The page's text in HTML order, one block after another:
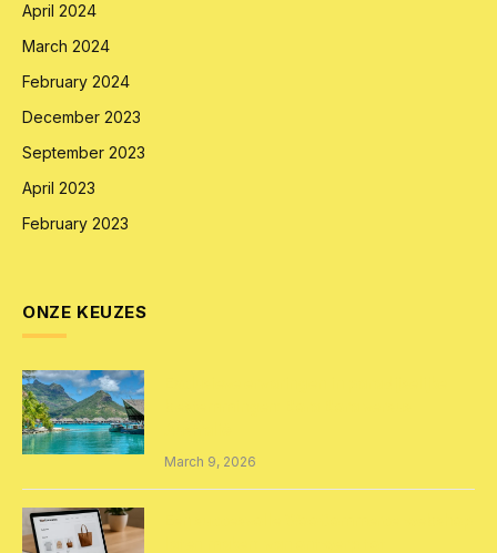
April 2024
March 2024
February 2024
December 2023
September 2023
April 2023
February 2023
ONZE KEUZES
March 9, 2026